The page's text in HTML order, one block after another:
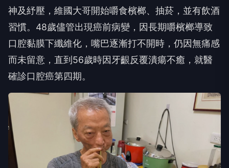
神及紓壓，維國大哥開始嚼食檳榔、抽菸，並有飲酒
習慣。48歲儘管出現癌前病變，因長期嚼檳榔導致
口腔黏膜下纖維化，嘴巴逐漸打不開時，仍因無痛感
而未留意，直到56歲時因牙齦反覆潰瘍不癒，就醫
確診口腔癌第四期。